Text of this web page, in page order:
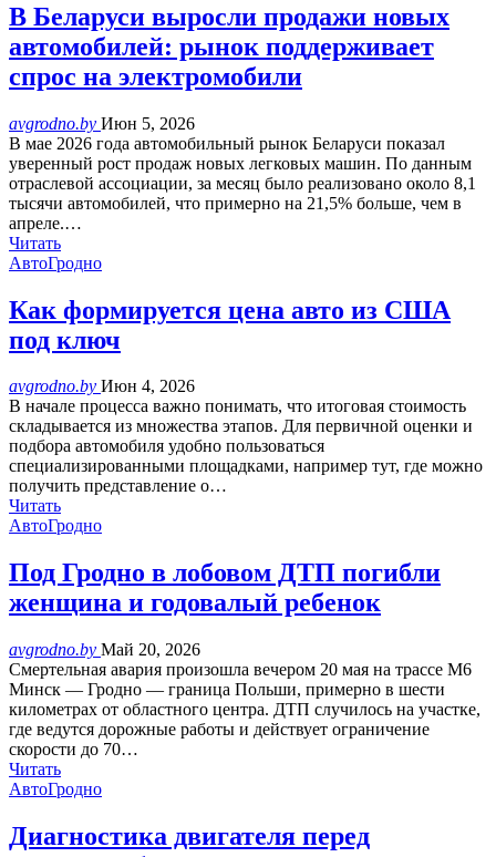
В Беларуси выросли продажи новых
автомобилей: рынок поддерживает
спрос на электромобили
avgrodno.by Июн 5, 2026
В мае 2026 года автомобильный рынок Беларуси показал
уверенный рост продаж новых легковых машин. По данным
отраслевой ассоциации, за месяц было реализовано около 8,1
тысячи автомобилей, что примерно на 21,5% больше, чем в
апреле.…
Читать
АвтоГродно
Как формируется цена авто из США
под ключ
avgrodno.by Июн 4, 2026
В начале процесса важно понимать, что итоговая стоимость
складывается из множества этапов. Для первичной оценки и
подбора автомобиля удобно пользоваться
специализированными площадками, например тут, где можно
получить представление о…
Читать
АвтоГродно
Под Гродно в лобовом ДТП погибли
женщина и годовалый ребенок
avgrodno.by Май 20, 2026
Смертельная авария произошла вечером 20 мая на трассе М6
Минск — Гродно — граница Польши, примерно в шести
километрах от областного центра. ДТП случилось на участке,
где ведутся дорожные работы и действует ограничение
скорости до 70…
Читать
АвтоГродно
Диагностика двигателя перед